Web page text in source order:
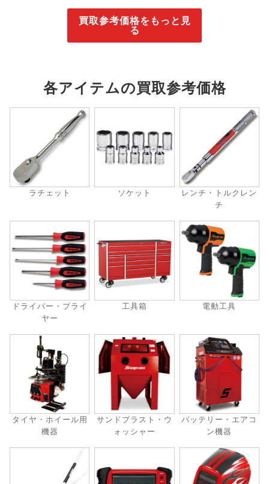
買取参考価格をもっと見
る
各アイテムの買取参考価格
ラチェット ソケット
レンチ・トルクレン
チ
ドライバー・プライ
ヤー
工具箱 電動工具
タイヤ・ホイール用
機器
サンドブラスト・ウ
ォッシャー
バッテリー・エアコ
ン機器